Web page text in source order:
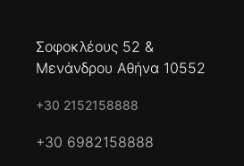
Σοφοκλέους 52 &
Μενάνδρου Αθήνα 10552
+30 2152158888
+30 6982158888